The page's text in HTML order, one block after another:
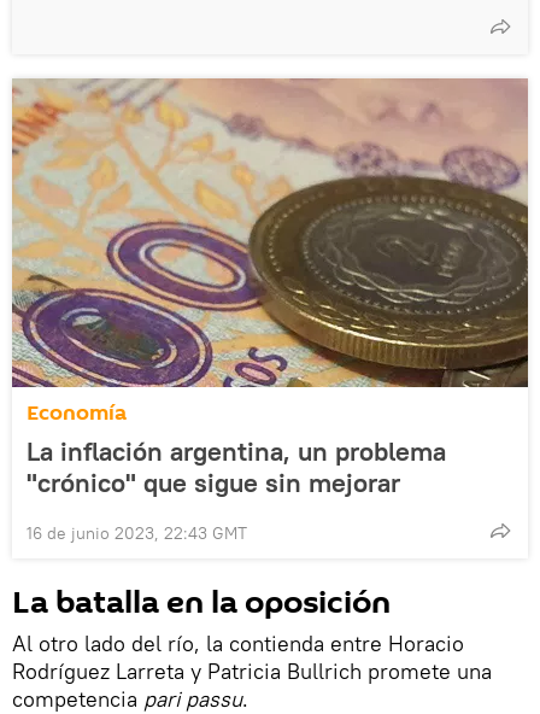
Economía
La inflación argentina, un problema
"crónico" que sigue sin mejorar
16 de junio 2023, 22:43 GMT
La batalla en la oposición
Al otro lado del río, la contienda entre Horacio
Rodríguez Larreta y Patricia Bullrich promete una
competencia pari passu.